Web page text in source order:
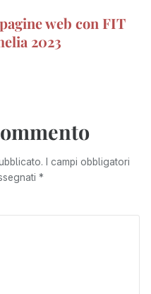
web con FIT
2023
I campi obbligatori
*